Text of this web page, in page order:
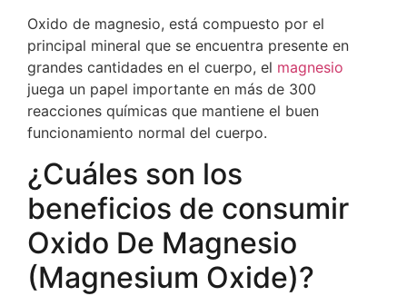
Oxido de magnesio, está compuesto por el
principal mineral que se encuentra presente en
grandes cantidades en el cuerpo, el magnesio
juega un papel importante en más de 300
reacciones químicas que mantiene el buen
funcionamiento normal del cuerpo.
¿Cuáles son los
beneficios de consumir
Oxido De Magnesio
(Magnesium Oxide)?